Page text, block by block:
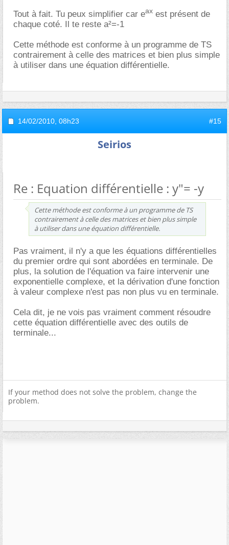
Tout à fait. Tu peux simplifier car eax est présent de
chaque coté. Il te reste a²=-1
Cette méthode est conforme à un programme de TS
contrairement à celle des matrices et bien plus simple
à utiliser dans une équation différentielle.
14/02/2010, 08h23 #15
Seirios
Re : Equation différentielle : y"= -y
Cette méthode est conforme à un programme de TS
contrairement à celle des matrices et bien plus simple
à utiliser dans une équation différentielle.
Pas vraiment, il n'y a que les équations différentielles
du premier ordre qui sont abordées en terminale. De
plus, la solution de l'équation va faire intervenir une
exponentielle complexe, et la dérivation d'une fonction
à valeur complexe n'est pas non plus vu en terminale.
Cela dit, je ne vois pas vraiment comment résoudre
cette équation différentielle avec des outils de
terminale...
If your method does not solve the problem, change the
problem.